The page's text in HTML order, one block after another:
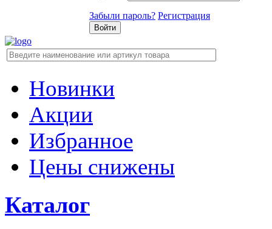
Забыли пароль? Регистрация
Новинки
Акции
Избранное
Цены снижены
Каталог